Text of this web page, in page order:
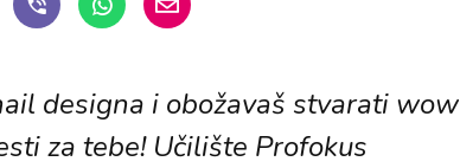
designa i obožavaš stvarati wow
za tebe! Učilište Profokus